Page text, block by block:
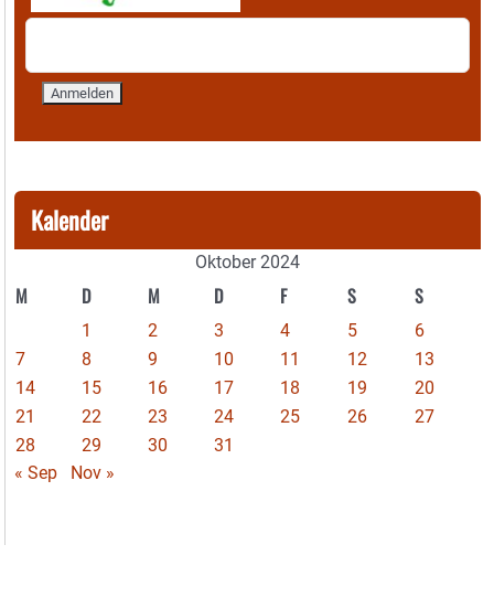
Kalender
Oktober 2024
M D M D F S S
1 2 3 4 5
6
7
8 9 10 11 12
13
14
15 16 17 18 19
20
21
22 23 24 25 26
27
28
29 30
31
« Sep
Nov »